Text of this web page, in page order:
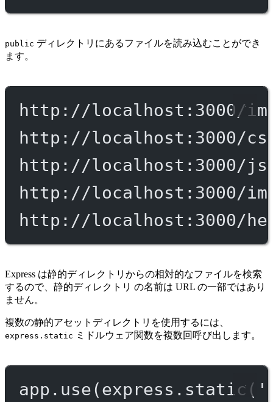
public ディレクトリにあるファイルを読み込むことができ
ます。
http://localhost:3000/
http://localhost:3000/
http://localhost:3000/
http://localhost:3000/
http://localhost:3000/
Express は静的ディレクトリからの相対的なファイルを検索
するので、静的ディレクトリ の名前は URL の一部ではあり
ません。
複数の静的アセットディレクトリを使用するには、
express.static ミドルウェア関数を複数回呼び出します。
app. use(express. static (